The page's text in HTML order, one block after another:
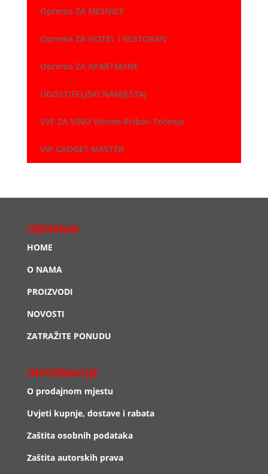
Oprema ZA MESNICE
Oprema ZA HOTEL i RESTORAN
Oprema ZA APARTMANE
UGOSTITELJSKI NAMJEŠTAJ
SVE ZA VINO Vitrine-Pribor-Točenje
VIP GADGET MASTER
IZBORNIK
HOME
O NAMA
PROIZVODI
NOVOSTI
ZATRAŽITE PONUDU
INFORMACIJE
O prodajnom mjestu
Uvjeti kupnje, dostave i rabata
Zaštita osobnih podataka
Zaštita autorskih prava